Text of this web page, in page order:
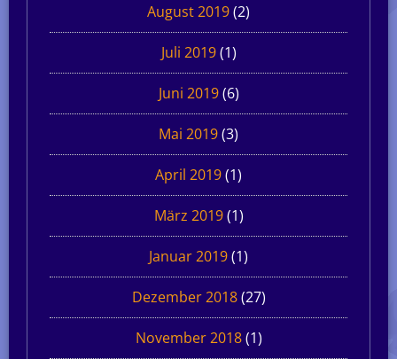
August 2019(2)
Juli 2019(1)
Juni 2019(6)
Mai 2019(3)
April 2019(1)
März 2019(1)
Januar 2019(1)
Dezember 2018(27)
November 2018(1)